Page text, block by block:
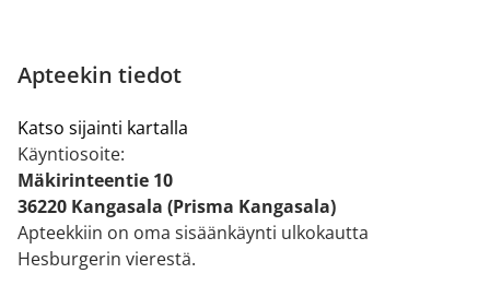
Apteekin tiedot
Katso sijainti kartalla
Käyntiosoite:
Mäkirinteentie 10
36220 Kangasala (Prisma Kangasala)
Apteekkiin on oma sisäänkäynti ulkokautta
Hesburgerin vierestä.